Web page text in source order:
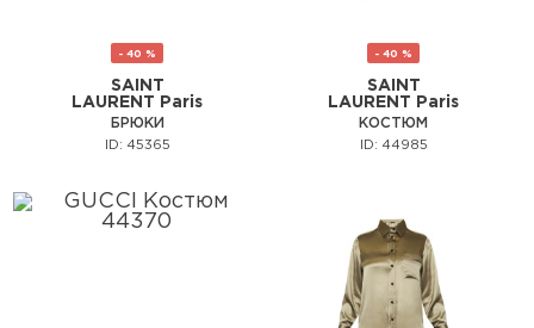
- 40 %
SAINT
LAURENT Paris
БРЮКИ
ID: 45365
- 40 %
SAINT
LAURENT Paris
КОСТЮМ
ID: 44985